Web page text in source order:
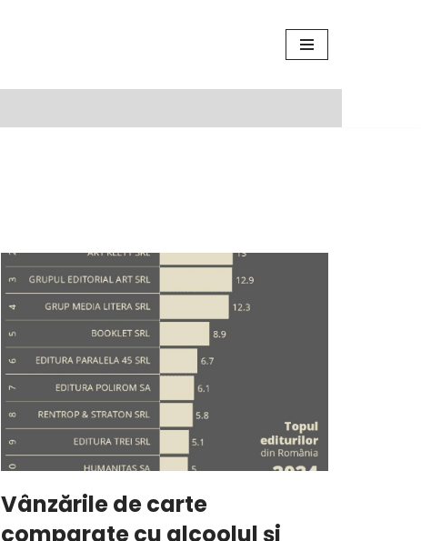
Vânzările de carte
comparate cu alcoolul și